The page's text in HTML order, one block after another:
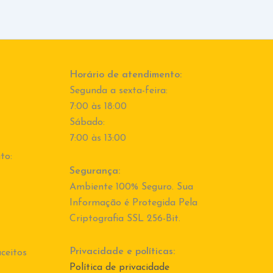
Horário de atendimento:
Segunda a sexta-feira:
7:00 às 18:00
Sábado:
7:00 às 13:00
Segurança:
Ambiente 100% Seguro. Sua
Informação é Protegida Pela
Criptografia SSL 256-Bit.
Privacidade e políticas:
Política de privacidade